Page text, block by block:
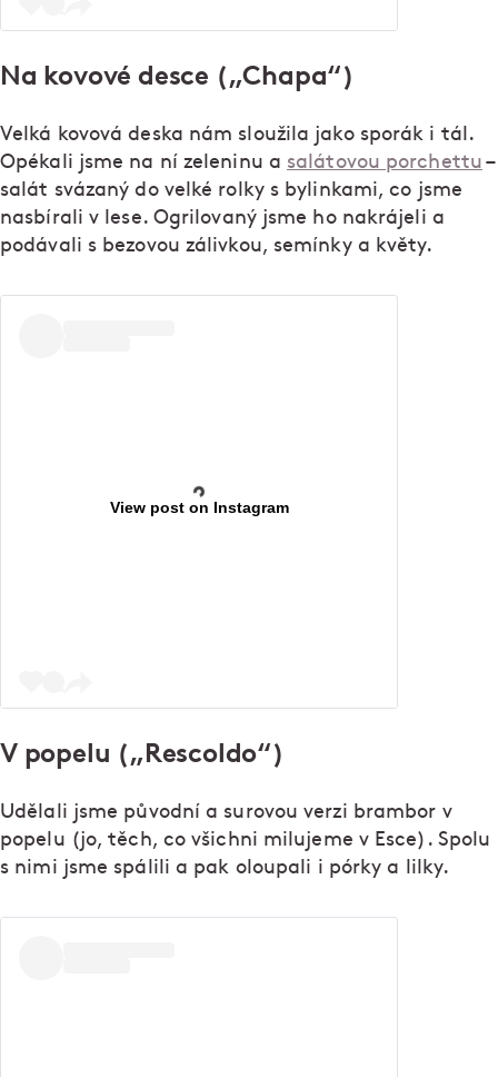
Na kovové desce („Chapa“)
Velká kovová deska nám sloužila jako sporák i tál.
Opékali jsme na ní zeleninu a salátovou porchettu –
salát svázaný do velké rolky s bylinkami, co jsme
nasbírali v lese. Ogrilovaný jsme ho nakrájeli a
podávali s bezovou zálivkou, semínky a květy.
View post on Instagram
V popelu („Rescoldo“)
Udělali jsme původní a surovou verzi brambor v
popelu (jo, těch, co všichni milujeme v Esce). Spolu
s nimi jsme spálili a pak oloupali i pórky a lilky.